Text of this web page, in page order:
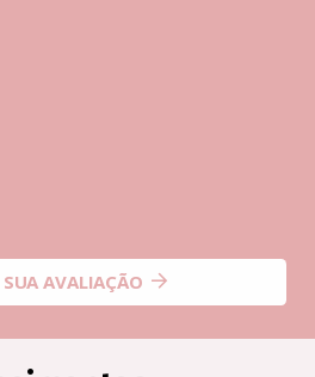
AVALIAÇÃO